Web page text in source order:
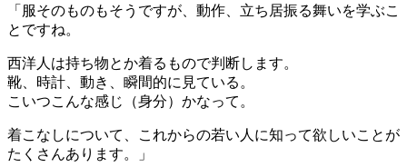
「服そのものもそうですが、動作、立ち居振る舞いを学ぶこ
とですね。
西洋人は持ち物とか着るもので判断します。
靴、時計、動き、瞬間的に見ている。
こいつこんな感じ（身分）かなって。
着こなしについて、これからの若い人に知って欲しいことが
たくさんあります。」